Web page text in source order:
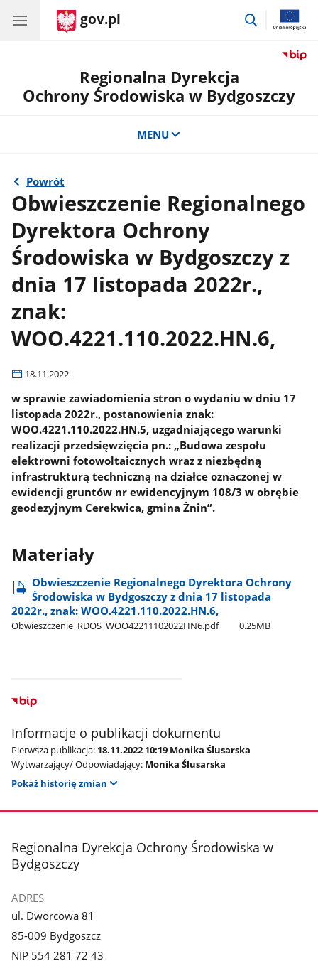
gov.pl
przejdź
Regionalna Dyrekcja
Ochrony Środowiska w Bydgoszczy
MENU
Powrót
Obwieszczenie Regionalnego
Dyrektora Ochrony
Środowiska w Bydgoszczy z
dnia 17 listopada 2022r.,
znak:
WOO.4221.110.2022.HN.6,
18.11.2022
w sprawie zawiadomienia stron o wydaniu w dniu 17
listopada 2022r., postanowienia znak:
WOO.4221.110.2022.HN.5, uzgadniającego warunki
realizacji przedsięwzięcia pn.: „Budowa zespołu
elektrowni fotowoltaicznych wraz z niezbędną
infrastrukturą techniczną na działce oznaczonej w
ewidencji gruntów nr ewidencyjnym 108/3 w obrębie
geodezyjnym Cerekwica, gmina Żnin”.
Materiały
Obwieszczenie Regionalnego Dyrektora Ochrony
Środowiska w Bydgoszczy z dnia 17 listopada
2022r., znak: WOO.4221.110.2022.HN.6,
Obwieszczenie​_RDOS​_WOO42211102022HN6.pdf 0.25MB
Informacje o publikacji dokumentu
Pierwsza publikacja: 18.11.2022 10:19 Monika Ślusarska
Wytwarzający/ Odpowiadający: Monika Ślusarska
Pokaż historię zmian
stopka
Regionalna Dyrekcja Ochrony Środowiska w
Bydgoszczy
ADRES
ul. Dworcowa 81
85-009 Bydgoszcz
NIP 554 281 72 43